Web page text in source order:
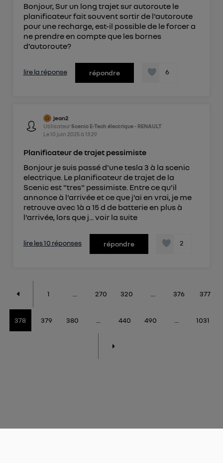
Bonjour, Sur un long trajet sur autoroute le
planificateur fait souvent sortir de l'autoroute
pour une recharge, est-il possible de le forcer a
ne prendre en compte que les bornes
d'autoroute?
lire la réponse répondre 6
jean2
UtilisateurScenic E-Tech électrique - RENAULT
Le10 juin 2025à 13:29
Planificateur de trajet pessimiste
Bonjour je suis passé d'une tesla 3 à la scenic
electrique. Le planificateur de trajet de la
Scenic est "tres" pessimiste. Entre ce qu'il
annonce à l'arrivée et ce que j'ai en vrai, je me
retrouve avec 1à a 15 d de batterie en plus à
l'arrivée, lors que j...voir la suite
lire les 10 réponses répondre 2
1 270 320 376 377
378 379 380 440 490 1031